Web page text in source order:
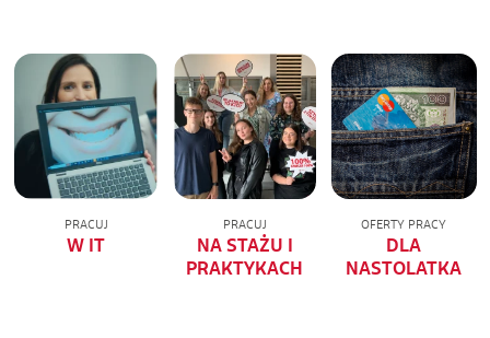
PRACUJ
W IT
PRACUJ
NA STAŻU I
PRAKTYKACH
OFERTY PRACY
DLA
NASTOLATKA